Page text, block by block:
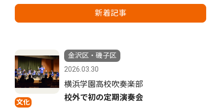
新着記事
文化
金沢区・磯子区
2026.03.30
横浜学園高校吹奏楽部
校外で初の定期演奏会